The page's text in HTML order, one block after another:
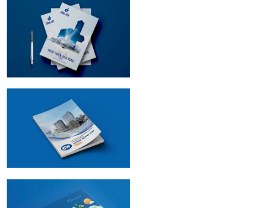
Đồng Tiến | ESG
Proflie design
CII | ESG Proflie
design 2025